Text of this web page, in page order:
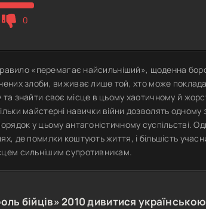
0
«перемагає найсильніший», щоденна
злоби, виживає лише той, хто може
знайти своє місце в цьому хаотичному й
майстерні навички війни дозволять одному
у цьому антагоністичному суспільстві.
де помилки коштують життя, і більшість
сильнішим супротивникам.
бійців»2010дивитися